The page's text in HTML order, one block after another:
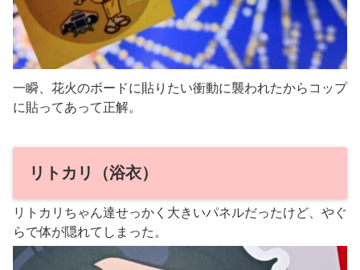
一瞬、花火のボードに貼りたい衝動に襲われたからコップ
に貼ってあって正解。
リトカリ（浴衣）
リトカリちゃん達せっかく大きいパネルだったけど、やぐ
らで体が隠れてしまった。